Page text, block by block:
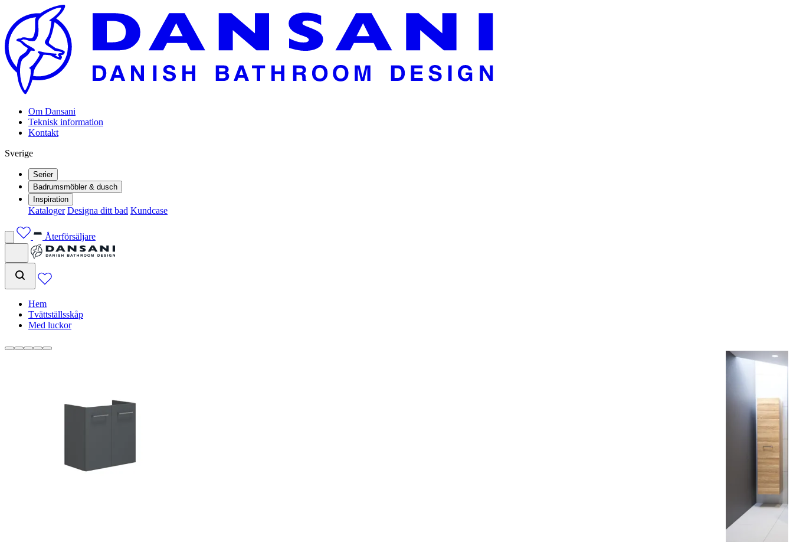
Om Dansani
Teknisk information
Kontakt
Sverige
Serier
Badrumsmöbler & dusch
Inspiration
Kataloger Designa ditt bad Kundcase
Återförsäljare
Hem
Tvättställsskåp
Med luckor